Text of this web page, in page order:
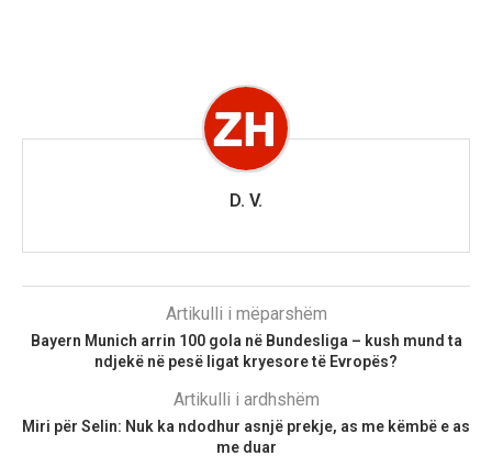
D. V.
Artikulli i mëparshëm
Bayern Munich arrin 100 gola në Bundesliga – kush mund ta
ndjekë në pesë ligat kryesore të Evropës?
Artikulli i ardhshëm
Miri për Selin: Nuk ka ndodhur asnjë prekje, as me këmbë e as
me duar